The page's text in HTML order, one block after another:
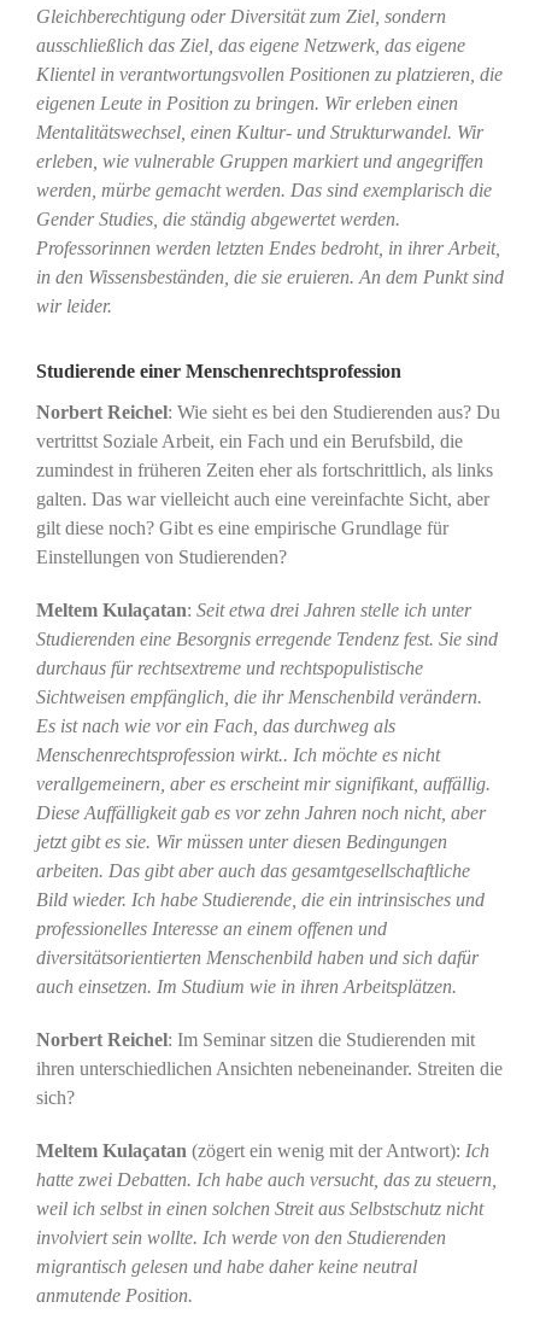
Gleichberechtigung oder Diversität zum Ziel, sondern
ausschließlich das Ziel, das eigene Netzwerk, das eigene
Klientel in verantwortungsvollen Positionen zu platzieren, die
eigenen Leute in Position zu bringen. Wir erleben einen
Mentalitätswechsel, einen Kultur- und Strukturwandel. Wir
erleben, wie vulnerable Gruppen markiert und angegriffen
werden, mürbe gemacht werden. Das sind exemplarisch die
Gender Studies, die ständig abgewertet werden.
Professorinnen werden letzten Endes bedroht, in ihrer Arbeit,
in den Wissensbeständen, die sie eruieren. An dem Punkt sind
wir leider.
Studierende einer Menschenrechtsprofession
Norbert Reichel: Wie sieht es bei den Studierenden aus? Du
vertrittst Soziale Arbeit, ein Fach und ein Berufsbild, die
zumindest in früheren Zeiten eher als fortschrittlich, als links
galten. Das war vielleicht auch eine vereinfachte Sicht, aber
gilt diese noch? Gibt es eine empirische Grundlage für
Einstellungen von Studierenden?
Meltem Kulaçatan: Seit etwa drei Jahren stelle ich unter
Studierenden eine Besorgnis erregende Tendenz fest. Sie sind
durchaus für rechtsextreme und rechtspopulistische
Sichtweisen empfänglich, die ihr Menschenbild verändern.
Es ist nach wie vor ein Fach, das durchweg als
Menschenrechtsprofession wirkt.. Ich möchte es nicht
verallgemeinern, aber es erscheint mir signifikant, auffällig.
Diese Auffälligkeit gab es vor zehn Jahren noch nicht, aber
jetzt gibt es sie. Wir müssen unter diesen Bedingungen
arbeiten. Das gibt aber auch das gesamtgesellschaftliche
Bild wieder. Ich habe Studierende, die ein intrinsisches und
professionelles Interesse an einem offenen und
diversitätsorientierten Menschenbild haben und sich dafür
auch einsetzen. Im Studium wie in ihren Arbeitsplätzen.
Norbert Reichel: Im Seminar sitzen die Studierenden mit
ihren unterschiedlichen Ansichten nebeneinander. Streiten die
sich?
Meltem Kulaçatan (zögert ein wenig mit der Antwort): Ich
hatte zwei Debatten. Ich habe auch versucht, das zu steuern,
weil ich selbst in einen solchen Streit aus Selbstschutz nicht
involviert sein wollte. Ich werde von den Studierenden
migrantisch gelesen und habe daher keine neutral
anmutende Position.